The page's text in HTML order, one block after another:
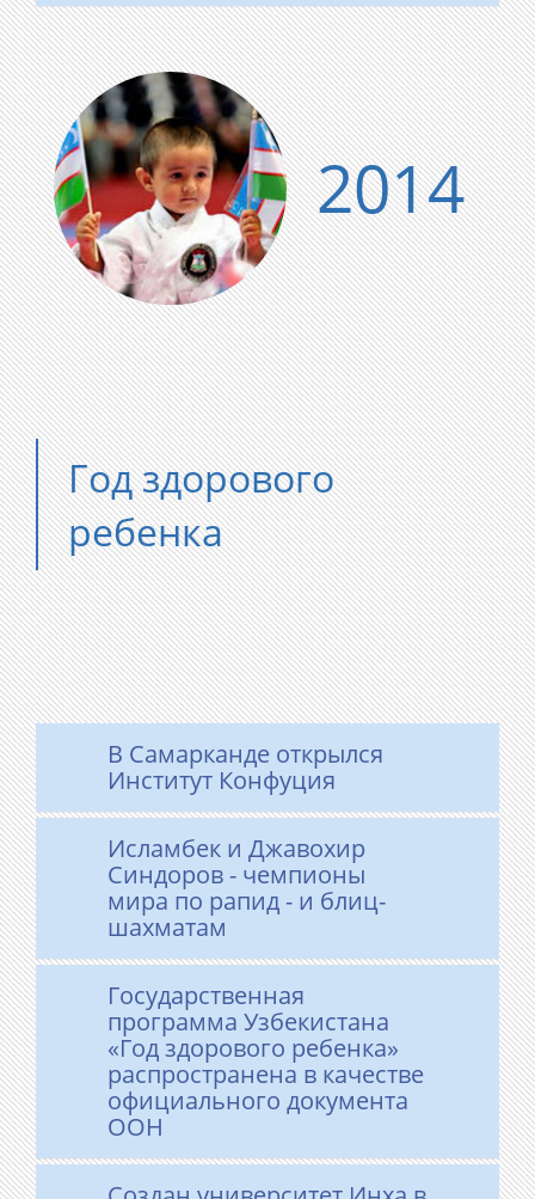
2014
Год здорового
ребенка
В Самарканде открылся
Институт Конфуция
Исламбек и Джавохир
Синдоров - чемпионы
мира по рапид - и блиц-
шахматам
Государственная
программа Узбекистана
«Год здорового ребенка»
распространена в качестве
официального документа
ООН